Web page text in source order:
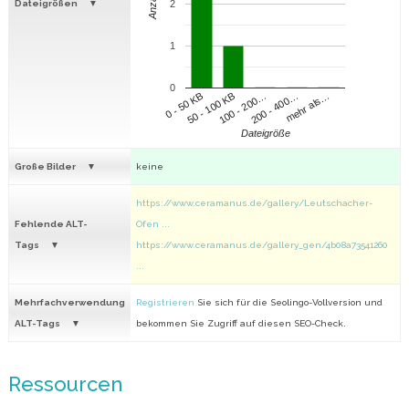
Dateigrößen
0 - 50 KB50 - 100 KB100 - 200…200 - 400…mehr als…
0
1
2
Dateigröße
Große Bilder keine
Fehlende ALT-
Tags
https://www.ceramanus.de/gallery/Leutschacher-
Ofen ...
https://www.ceramanus.de/gallery_gen/4b08a73541260
Mehrfachverwendung
ALT-Tags
Registrieren Sie sich für die Seolingo-Vollversion und
bekommen Sie Zugriff auf diesen SEO-Check.
Ressourcen